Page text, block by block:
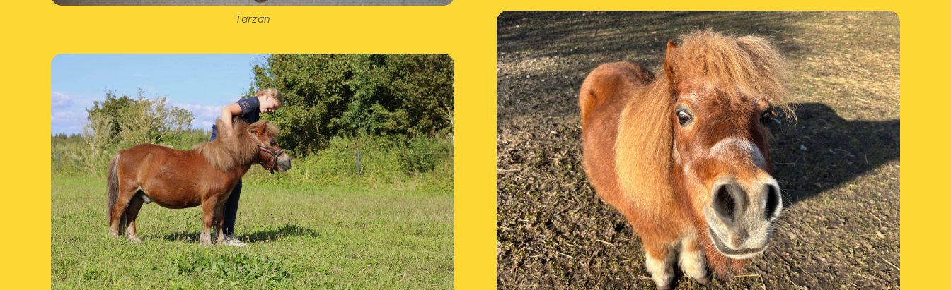
Tarzan